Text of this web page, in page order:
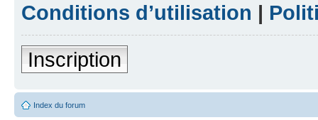
Conditions d’utilisation |
Inscription
Index du forum